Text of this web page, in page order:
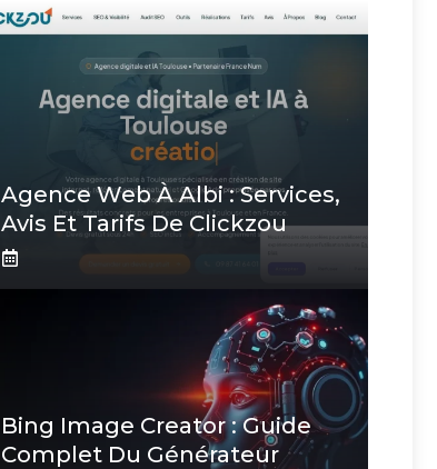
Agence Web À Albi : Services,
Avis Et Tarifs De Clickzou
Bing Image Creator : Guide
Complet Du Générateur